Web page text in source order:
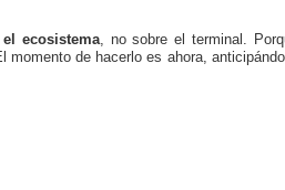
ecosistema, no sobre el terminal.
de hacerlo es ahora,